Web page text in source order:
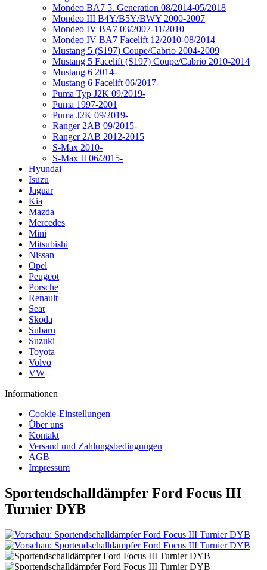
Mondeo BA7 5. Generation 08/2014-05/2018
Mondeo III B4Y/B5Y/BWY 2000-2007
Mondeo IV BA7 03/2007-11/2010
Mondeo IV BA7 Facelift 12/2010-08/2014
Mustang 5 (S197) Coupe/Cabrio 2004-2009
Mustang 5 Facelift (S197) Coupe/Cabrio 2010-2014
Mustang 6 2014-
Mustang 6 Facelift 06/2017-
Puma Typ J2K 09/2019-
Puma 1997-2001
Puma J2K 09/2019-
Ranger 2AB 09/2015-
Ranger 2AB 2012-2015
S-Max 2010-
S-Max II 06/2015-
Hyundai
Isuzu
Jaguar
Kia
Mazda
Mercedes
Mini
Mitsubishi
Nissan
Opel
Peugeot
Porsche
Renault
Seat
Skoda
Subaru
Suzuki
Toyota
Volvo
VW
Informationen
Cookie-Einstellungen
Über uns
Kontakt
Versand und Zahlungsbedingungen
AGB
Impressum
Sportendschalldämpfer Ford Focus III
Turnier DYB